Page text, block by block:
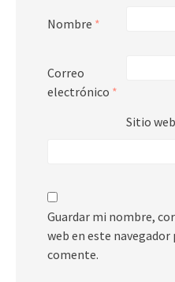
Nombre *
Correo
electrónico *
Sitio web
Guardar mi nombre,
web en este navegador
comente.